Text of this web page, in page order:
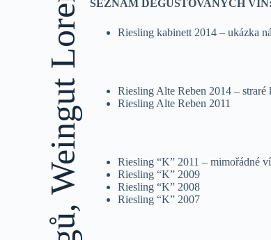
SEZNAM DEGUSTOVANÝCH VÍN:
Riesling kabinett 2014 – ukázka
Riesling Alte Reben 2014 –
Riesling Alte Reben 2011
Riesling “K” 2011 – mimořádné
Riesling “K” 2009
Riesling “K” 2008
Riesling “K” 2007